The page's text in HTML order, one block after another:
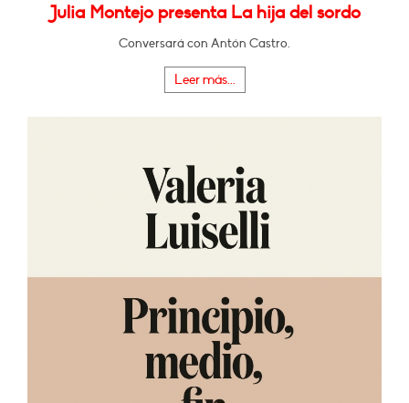
Julia Montejo presenta La hija del sordo
Conversará con Antón Castro.
Leer más...